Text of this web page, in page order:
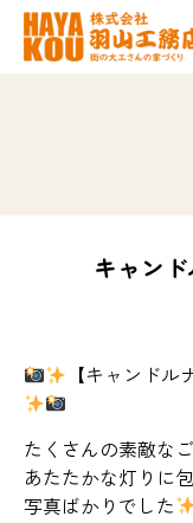
キャン
【キャンド
たくさんの素敵な
あたたかな灯りに
写真ばかりでした